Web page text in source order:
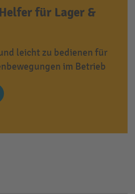
für Lager &
leicht zu bedienen für
im Betrieb